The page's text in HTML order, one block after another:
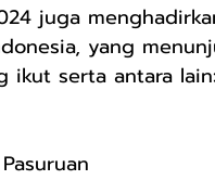
juga
yang
ikut serta antara lain: